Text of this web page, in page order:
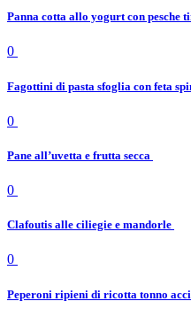
Panna cotta allo yogurt con pesche
0
Fagottini di pasta sfoglia con feta
0
Pane all’uvetta e frutta secca
0
Clafoutis alle ciliegie e mandorle
0
Peperoni ripieni di ricotta tonno